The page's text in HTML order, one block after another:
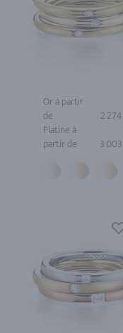
Or à partir
de
2
Platine à
partir de
3